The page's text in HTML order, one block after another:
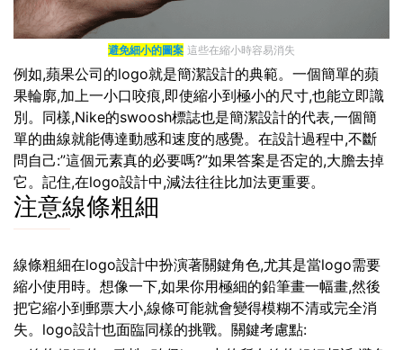
避免細小的圖案 這些在縮小時容易消失
例如,蘋果公司的logo就是簡潔設計的典範。一個簡單的蘋
果輪廓,加上一小口咬痕,即使縮小到極小的尺寸,也能立即識
別。同樣,Nike的swoosh標誌也是簡潔設計的代表,一個簡
單的曲線就能傳達動感和速度的感覺。在設計過程中,不斷
問自己:”這個元素真的必要嗎?”如果答案是否定的,大膽去掉
它。記住,在logo設計中,減法往往比加法更重要。
注意線條粗細
線條粗細在logo設計中扮演著關鍵角色,尤其是當logo需要
縮小使用時。想像一下,如果你用極細的鉛筆畫一幅畫,然後
把它縮小到郵票大小,線條可能就會變得模糊不清或完全消
失。logo設計也面臨同樣的挑戰。關鍵考慮點: